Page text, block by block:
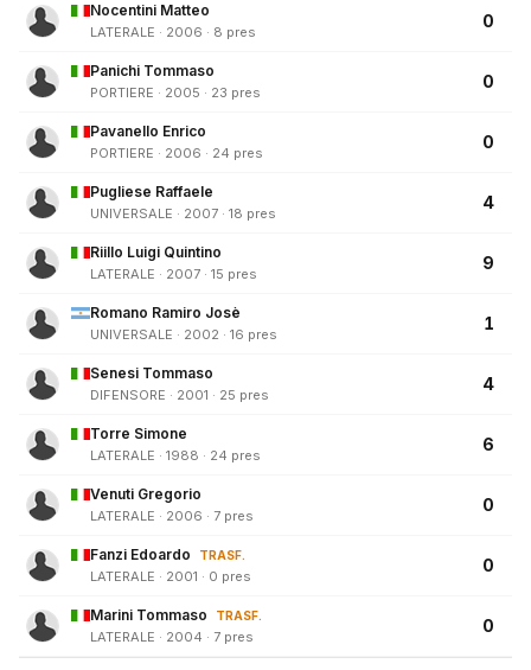
Nocentini Matteo
LATERALE · 2006 · 8 pres
0
Panichi Tommaso
PORTIERE · 2005 · 23 pres
0
Pavanello Enrico
PORTIERE · 2006 · 24 pres
0
Pugliese Raffaele
UNIVERSALE · 2007 · 18 pres
4
Riillo Luigi Quintino
LATERALE · 2007 · 15 pres
9
Romano Ramiro Josè
UNIVERSALE · 2002 · 16 pres
1
Senesi Tommaso
DIFENSORE · 2001 · 25 pres
4
Torre Simone
LATERALE · 1988 · 24 pres
6
Venuti Gregorio
LATERALE · 2006 · 7 pres
0
Fanzi Edoardo TRASF.
LATERALE · 2001 · 0 pres
0
Marini Tommaso TRASF.
LATERALE · 2004 · 7 pres
0